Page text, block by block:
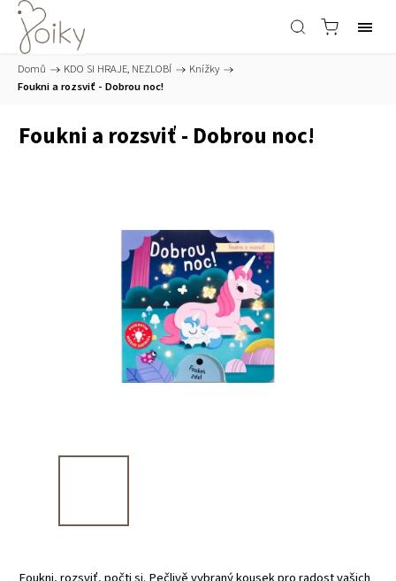
Domů / KDO SI HRAJE, NEZLOBÍ / Knížky /
Foukni a rozsviť - Dobrou noc!
Foukni a rozsviť - Dobrou noc!